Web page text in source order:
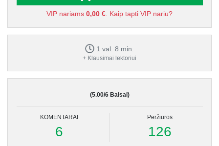
VIP nariams 0,00 € . Kaip tapti VIP nariu?
1 val. 8 min.
+ Klausimai lektoriui
(5.00/6 Balsai)
KOMENTARAI
6
Peržiūros
126